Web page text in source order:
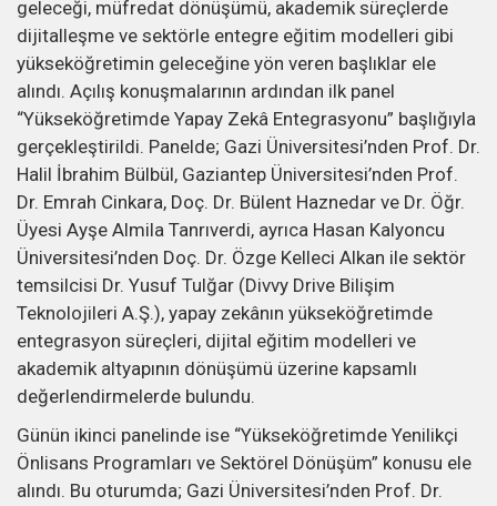
geleceği, müfredat dönüşümü, akademik süreçlerde
dijitalleşme ve sektörle entegre eğitim modelleri gibi
yükseköğretimin geleceğine yön veren başlıklar ele
alındı. Açılış konuşmalarının ardından ilk panel
“Yükseköğretimde Yapay Zekâ Entegrasyonu” başlığıyla
gerçekleştirildi. Panelde; Gazi Üniversitesi’nden Prof. Dr.
Halil İbrahim Bülbül, Gaziantep Üniversitesi’nden Prof.
Dr. Emrah Cinkara, Doç. Dr. Bülent Haznedar ve Dr. Öğr.
Üyesi Ayşe Almila Tanrıverdi, ayrıca Hasan Kalyoncu
Üniversitesi’nden Doç. Dr. Özge Kelleci Alkan ile sektör
temsilcisi Dr. Yusuf Tulğar (Divvy Drive Bilişim
Teknolojileri A.Ş.), yapay zekânın yükseköğretimde
entegrasyon süreçleri, dijital eğitim modelleri ve
akademik altyapının dönüşümü üzerine kapsamlı
değerlendirmelerde bulundu.
Günün ikinci panelinde ise “Yükseköğretimde Yenilikçi
Önlisans Programları ve Sektörel Dönüşüm” konusu ele
alındı. Bu oturumda; Gazi Üniversitesi’nden Prof. Dr.